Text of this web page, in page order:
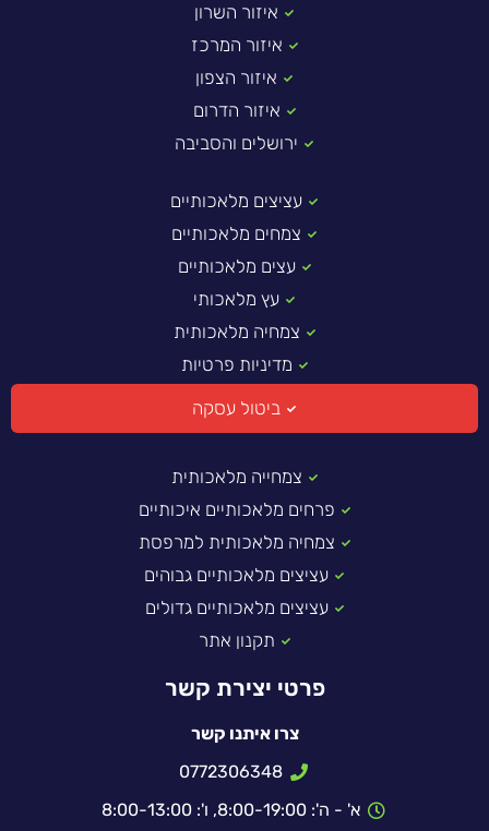
איזור השרון
איזור המרכז
איזור הצפון
איזור הדרום
ירושלים והסביבה
עציצים מלאכותיים
צמחים מלאכותיים
עצים מלאכותיים
עץ מלאכותי
צמחיה מלאכותית
מדיניות פרטיות
ביטול עסקה
צמחייה מלאכותית
פרחים מלאכותיים איכותיים
צמחיה מלאכותית למרפסת
עציצים מלאכותיים גבוהים
עציצים מלאכותיים גדולים
תקנון אתר
פרטי יצירת קשר
צרו איתנו קשר
0772306348
א' - ה': 8:00-19:00, ו': 8:00-13:00